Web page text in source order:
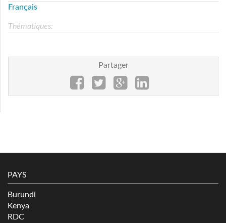
Français
Thématiques:
Partager
PAYS
Burundi
Kenya
RDC